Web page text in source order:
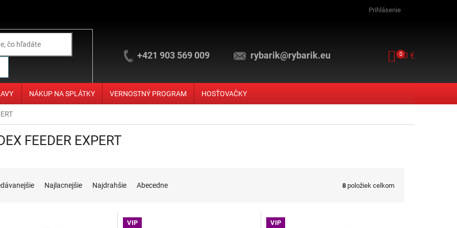
Prihlásenie
+421 903 569 009 rybarik@rybarik.eu NÁKUPNÝ
0 €
0
NÁKUP NA SPLÁTKY VERNOSTNÝ PROGRAM HOSŤOVAČKY
FEEDER EXPERT
Najlacnejšie Najdrahšie Abecedne 8 položiek celkom
produktov VIP VIP